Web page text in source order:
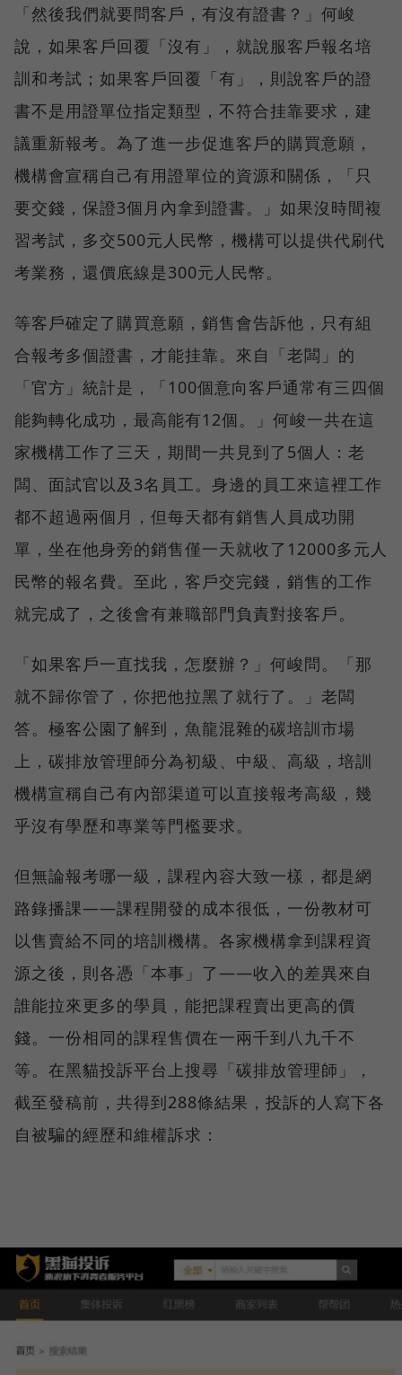
「然後我們就要問客戶，有沒有證書？」何峻
說，如果客戶回覆「沒有」，就說服客戶報名培
訓和考試；如果客戶回覆「有」，則說客戶的證
書不是用證單位指定類型，不符合挂靠要求，建
議重新報考。為了進一步促進客戶的購買意願，
機構會宣稱自己有用證單位的資源和關係，「只
要交錢，保證3個月內拿到證書。」如果沒時間複
習考試，多交500元人民幣，機構可以提供代刷代
考業務，還價底線是300元人民幣。
等客戶確定了購買意願，銷售會告訴他，只有組
合報考多個證書，才能挂靠。來自「老闆」的
「官方」統計是，「100個意向客戶通常有三四個
能夠轉化成功，最高能有12個。」何峻一共在這
家機構工作了三天，期間一共見到了5個人：老
闆、面試官以及3名員工。身邊的員工來這裡工作
都不超過兩個月，但每天都有銷售人員成功開
單，坐在他身旁的銷售僅一天就收了12000多元人
民幣的報名費。至此，客戶交完錢，銷售的工作
就完成了，之後會有兼職部門負責對接客戶。
「如果客戶一直找我，怎麼辦？」何峻問。「那
就不歸你管了，你把他拉黑了就行了。」老闆
答。極客公園了解到，魚龍混雜的碳培訓市場
上，碳排放管理師分為初級、中級、高級，培訓
機構宣稱自己有內部渠道可以直接報考高級，幾
乎沒有學歷和專業等門檻要求。
但無論報考哪一級，課程內容大致一樣，都是網
路錄播課——課程開發的成本很低，一份教材可
以售賣給不同的培訓機構。各家機構拿到課程資
源之後，則各憑「本事」了——收入的差異來自
誰能拉來更多的學員，能把課程賣出更高的價
錢。一份相同的課程售價在一兩千到八九千不
等。在黑貓投訴平台上搜尋「碳排放管理師」，
截至發稿前，共得到288條結果，投訴的人寫下各
自被騙的經歷和維權訴求：